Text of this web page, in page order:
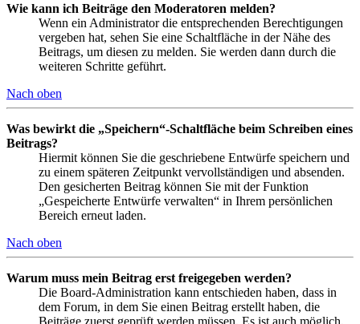
Wie kann ich Beiträge den Moderatoren melden?
Wenn ein Administrator die entsprechenden Berechtigungen
vergeben hat, sehen Sie eine Schaltfläche in der Nähe des
Beitrags, um diesen zu melden. Sie werden dann durch die
weiteren Schritte geführt.
Nach oben
Was bewirkt die „Speichern“-Schaltfläche beim Schreiben eines
Beitrags?
Hiermit können Sie die geschriebene Entwürfe speichern und
zu einem späteren Zeitpunkt vervollständigen und absenden.
Den gesicherten Beitrag können Sie mit der Funktion
„Gespeicherte Entwürfe verwalten“ in Ihrem persönlichen
Bereich erneut laden.
Nach oben
Warum muss mein Beitrag erst freigegeben werden?
Die Board-Administration kann entschieden haben, dass in
dem Forum, in dem Sie einen Beitrag erstellt haben, die
Beiträge zuerst geprüft werden müssen. Es ist auch möglich,